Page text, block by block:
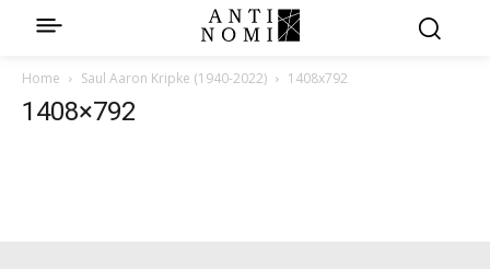
Home Saul Aaron Kripke (1940-2022) 1408x792
1408×792